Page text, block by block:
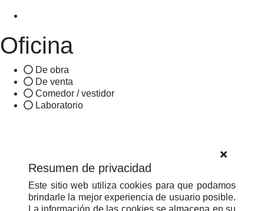
Oficina
De obra
De venta
Comedor / vestidor
Laboratorio
Resumen de privacidad
Este sitio web utiliza cookies para que podamos
brindarle la mejor experiencia de usuario posible.
La información de las cookies se almacena en su